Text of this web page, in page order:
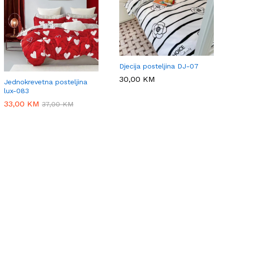
Jednokrevetna posteljina
lux-083
33,00 KM 37,00KM
33,00 KM 37,00KM
Djecija posteljina DJ-07
30,00 KM
30,00 KM